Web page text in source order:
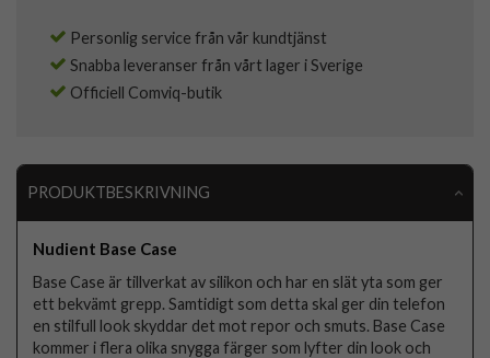
Personlig service från vår kundtjänst
Snabba leveranser från vårt lager i Sverige
Officiell Comviq-butik
PRODUKTBESKRIVNING
Nudient Base Case
Base Case är tillverkat av silikon och har en slät yta som ger
ett bekvämt grepp. Samtidigt som detta skal ger din telefon
en stilfull look skyddar det mot repor och smuts. Base Case
kommer i flera olika snygga färger som lyfter din look och